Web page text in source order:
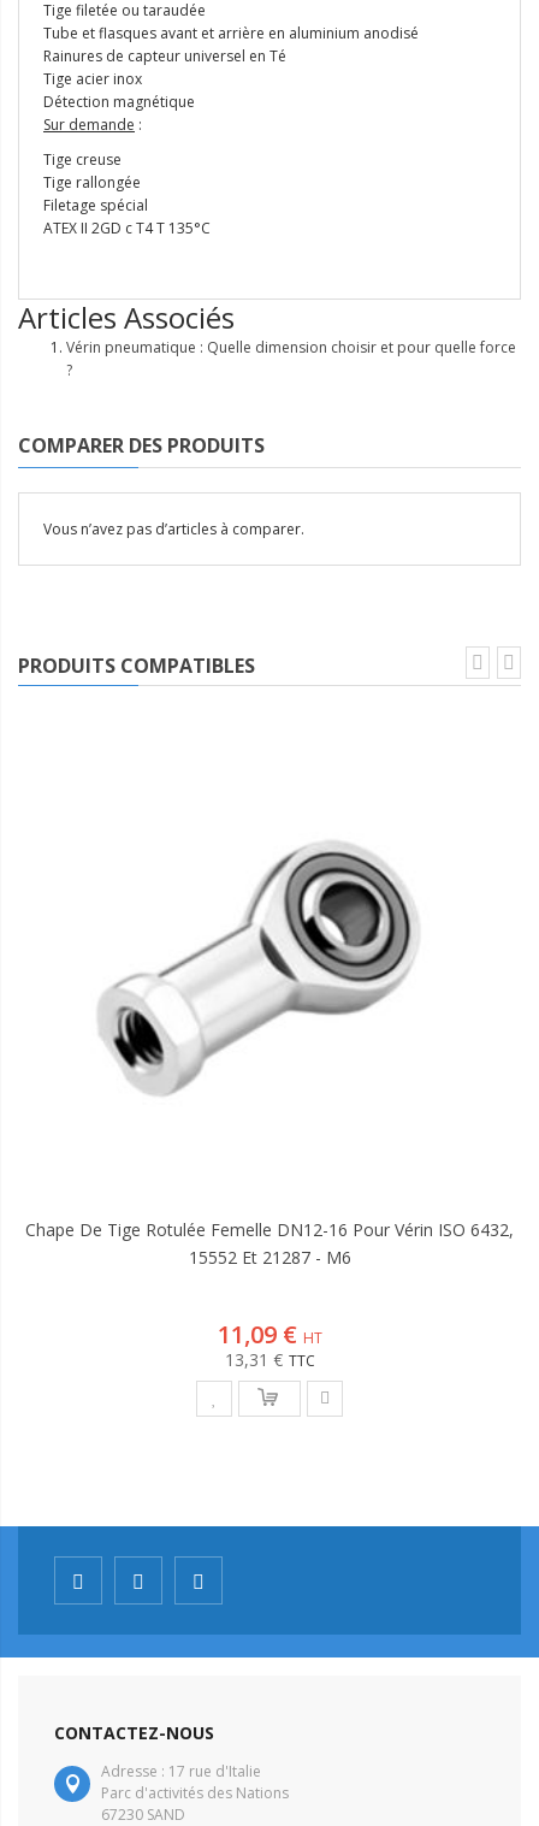
Tige filetée ou taraudée
Tube et flasques avant et arrière en aluminium anodisé
Rainures de capteur universel en Té
Tige acier inox
Détection magnétique
Sur demande :
Tige creuse
Tige rallongée
Filetage spécial
ATEX II 2GD c T4 T 135°C
Articles Associés
Vérin pneumatique : Quelle dimension choisir et pour quelle force
?
COMPARER DES PRODUITS
Vous n’avez pas d’articles à comparer.
PRODUITS COMPATIBLES
Chape De Tige Rotulée Femelle DN12-16 Pour Vérin ISO 6432,
15552 Et 21287 - M6
13,31 €
11,09 €
CONTACTEZ-NOUS
Adresse : 17 rue d'Italie
Parc d'activités des Nations
67230 SAND